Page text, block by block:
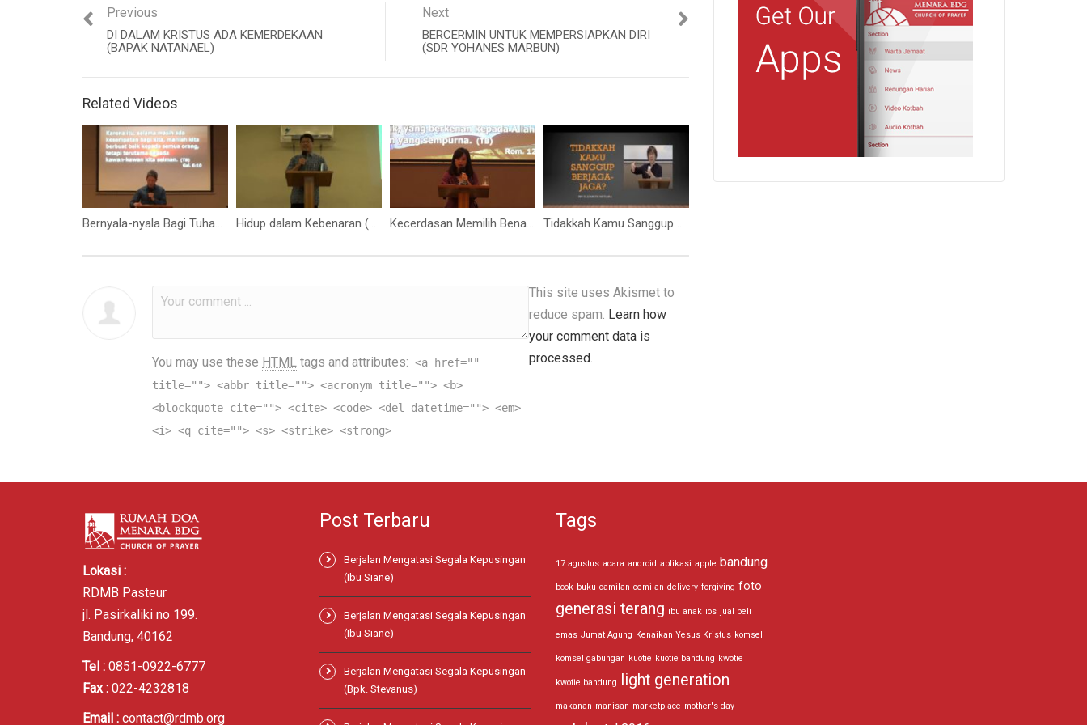
Previous
DI DALAM KRISTUS ADA KEMERDEKAAN
(BAPAK NATANAEL)
Next
BERCERMIN UNTUK MEMPERSIAPKAN DIRI
(SDR YOHANES MARBUN)
Related Videos
You may use these HTML tags and attributes: <a href=""
title=""> <abbr title=""> <acronym title=""> <b>
<blockquote cite=""> <cite> <code> <del datetime=""> <em>
<i> <q cite=""> <s> <strike> <strong>
This site uses Akismet to
reduce spam. Learn how
your comment data is
processed.
Lokasi :
RDMB Pasteur
jl. Pasirkaliki no 199.
Bandung, 40162
Tel : 0851-0922-6777
Fax : 022-4232818
Email : contact@rdmb.org
Post Terbaru
Berjalan Mengatasi Segala Kepusingan
(Ibu Siane)
Berjalan Mengatasi Segala Kepusingan
(Ibu Siane)
Berjalan Mengatasi Segala Kepusingan
(Bpk. Stevanus)
Tags
17 agustus acara android aplikasi apple bandung
book buku camilan cemilan delivery forgiving foto
generasi terang ibu anak ios jual beli
emas Jumat Agung Kenaikan Yesus Kristus komsel
komsel gabungan kuotie kuotie bandung kwotie
kwotie bandung light generation
makanan manisan marketplace mother's day